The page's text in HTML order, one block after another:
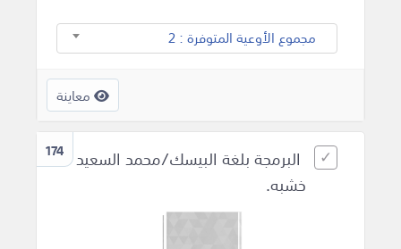
مجموع الأوعية المتوفرة : 2
معاينة
174 البرمجة بلغة البيسك/محمد السعيد
خشبه.